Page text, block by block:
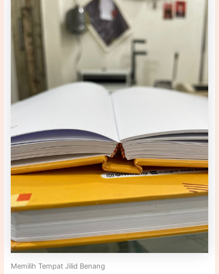
benang untuk mengikat halaman-halaman tersebut
menjadi satu kesatuan yang rapi dan terikat.
Memilih Tempat Jilid Benang